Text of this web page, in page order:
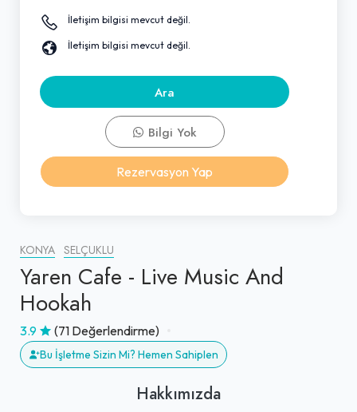
KONYA SELÇUKLU
Yaren Cafe - Live Music And
Hookah
3.9 (71 Değerlendirme)
Bu İşletme Sizin Mi? Hemen Sahiplen
Hakkımızda
İletişim bilgisi mevcut değil.
İletişim bilgisi mevcut değil.
Ara
Bilgi Yok
Rezervasyon Yap